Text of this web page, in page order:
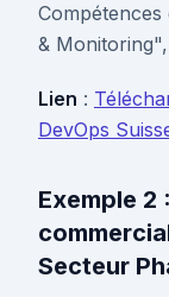
&
Lien :
DevOps
Exemple 2
Secteur